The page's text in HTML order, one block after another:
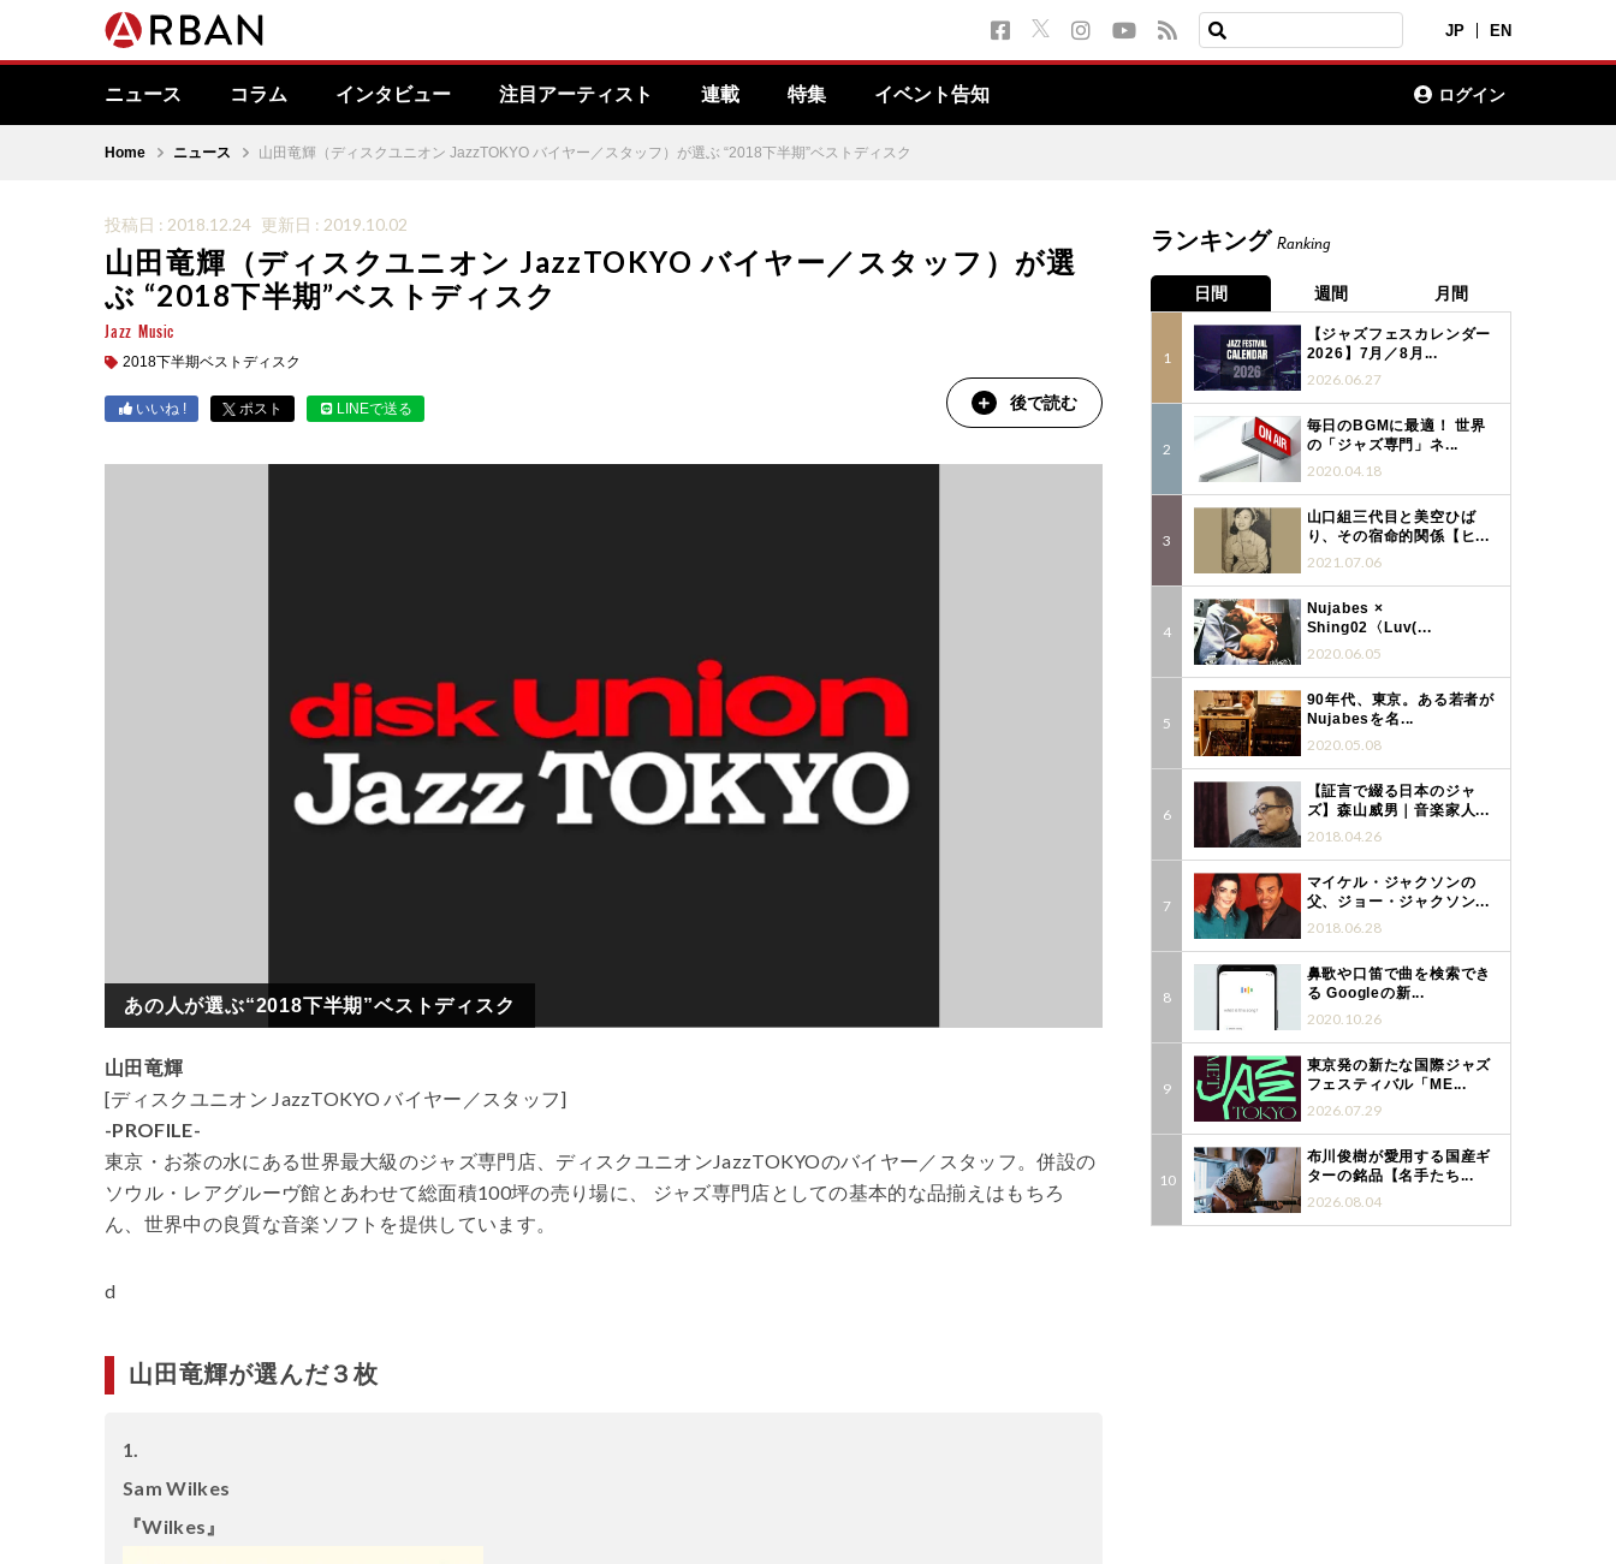
JP EN
ニュース コラム インタビュー 注目アーティスト 連載 特集 イベント告知 ログイン
Home ニュース 山田竜輝（ディスクユニオン JazzTOKYO バイヤー／スタッフ）が選ぶ “2018下半期”ベストディスク
投稿日 : 2018.12.24 更新日 : 2019.10.02
山田竜輝（ディスクユニオン JazzTOKYO バイヤー／スタッフ）が選
ぶ “2018下半期”ベストディスク
Jazz Music
2018下半期ベストディスク
いいね ! ポスト LINEで送る 後で読む
あの人が選ぶ“2018下半期”ベストディスク
山田竜輝
[ディスクユニオン JazzTOKYO バイヤー／スタッフ]
-PROFILE-
東京・お茶の水にある世界最大級のジャズ専門店、ディスクユニオンJazzTOKYOのバイヤー／スタッフ。併設の
ソウル・レアグルーヴ館とあわせて総面積100坪の売り場に、 ジャズ専門店としての基本的な品揃えはもちろ
ん、世界中の良質な音楽ソフトを提供しています。
d
山田竜輝が選んだ３枚
1.
Sam Wilkes
『Wilkes』
ランキング Ranking
日間 週間 月間
【ジャズフェスカレンダー
2026】7月／8月...
2026.06.27
毎日のBGMに最適！ 世界
の「ジャズ専門」ネ...
2020.04.18
山口組三代目と美空ひば
り、その宿命的関係【ヒ...
2021.07.06
Nujabes ×
Shing02〈Luv(...
2020.06.05
90年代、東京。ある若者が
Nujabesを名...
2020.05.08
【証言で綴る日本のジャ
ズ】森山威男｜音楽家人...
2018.04.26
マイケル・ジャクソンの
父、ジョー・ジャクソン...
2018.06.28
鼻歌や口笛で曲を検索でき
る Googleの新...
2020.10.26
東京発の新たな国際ジャズ
フェスティバル「ME...
2026.07.29
布川俊樹が愛用する国産ギ
ターの銘品【名手たち...
2026.08.04